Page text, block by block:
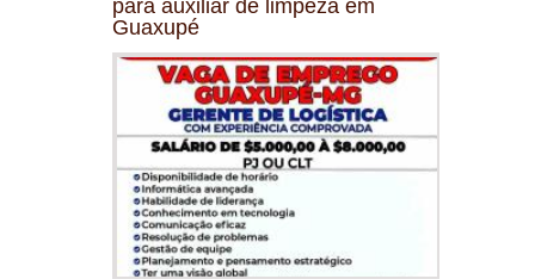
para auxiliar de limpeza em
Guaxupé